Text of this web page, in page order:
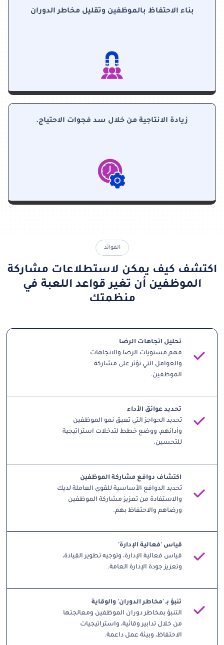
بناء الاحتفاظ بالموظفين وتقليل مخاطر الدوران
زيادة الانتاجية من خلال سد فجوات الاحتياج.
الفوائد​
اكتشف كيف يمكن لاستطلاعات مشاركة
الموظفين أن تغير قواعد اللعبة في
منظمتك
تحليل اتجاهات الرضا
فهم مستويات الرضا والاتجاهات
والعوامل التي تؤثر على مشاركة
الموظفين.
تحديد عوائق الأداء
تحديد الحواجز التي تعيق نمو الموظفين
وأدائهم، ووضع خطط لتدخلات استراتيجية
للتحسين.
اكتشاف دوافع مشاركة الموظفين
تحديد الدوافع الأساسية للقوى العاملة لديك
والاستفادة من تعزيز مشاركة الموظفين
ورضاهم والاحتفاظ بهم.
قياس 'فعالية الإدارة'
قياس فعالية الإدارة، وتوجيه تطوير القيادة،
وتعزيز جودة الإدارة العامة.
تنبؤ بـ 'مخاطر الدوران' والوقاية
التنبؤ بمخاطر دوران الموظفين ومعالجتها
من خلال تدابير وقائية، واستراتيجيات
الاحتفاظ، وبيئة عمل داعمة.